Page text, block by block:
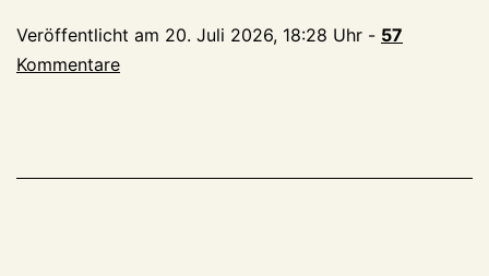
Klever
Veröffentlicht am 20. Juli 2026, 18:28 Uhr - 57
Kommentare